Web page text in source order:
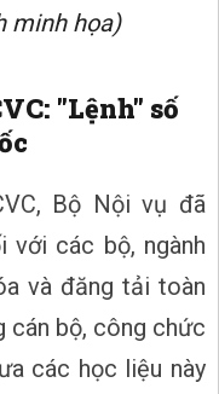
minh họa)
"Lệnh" số
Bộ Nội vụ đã
với các bộ, ngành
và đăng tải toàn
cán bộ, công chức
các học liệu này